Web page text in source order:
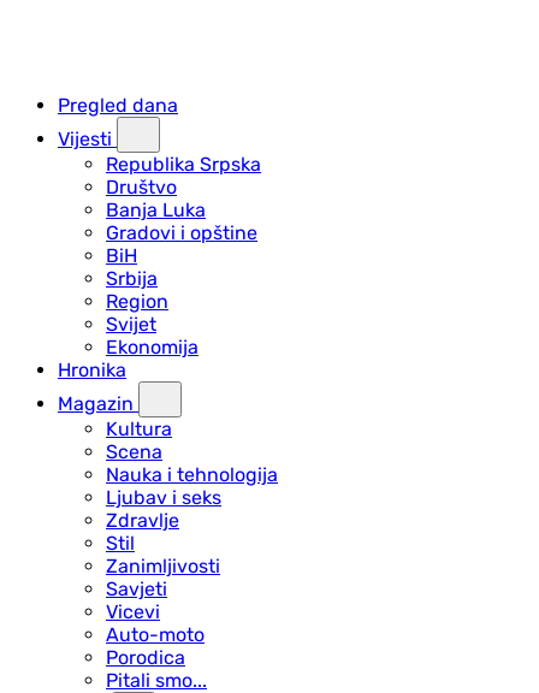
Pregled dana
Vijesti
Republika Srpska
Društvo
Banja Luka
Gradovi i opštine
BiH
Srbija
Region
Svijet
Ekonomija
Hronika
Magazin
Kultura
Scena
Nauka i tehnologija
Ljubav i seks
Zdravlje
Stil
Zanimljivosti
Savjeti
Vicevi
Auto-moto
Porodica
Pitali smo...